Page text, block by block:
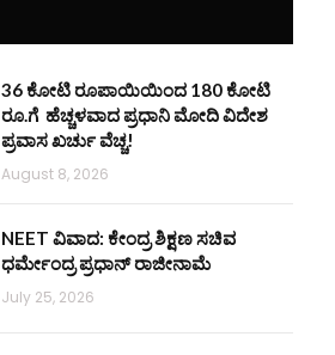
36 ಕೋಟಿ ರೂಪಾಯಿಯಿಂದ 180 ಕೋಟಿ
ರೂ.ಗೆ ಹೆಚ್ಚಳವಾದ ಪ್ರಧಾನಿ ಮೋದಿ ವಿದೇಶ
ಪ್ರವಾಸ ಖರ್ಚು ವೆಚ್ಚ!
August 8, 2026
NEET ವಿವಾದ: ಕೇಂದ್ರ ಶಿಕ್ಷಣ ಸಚಿವ
ಧರ್ಮೇಂದ್ರ ಪ್ರಧಾನ್ ರಾಜೀನಾಮೆ
July 25, 2026